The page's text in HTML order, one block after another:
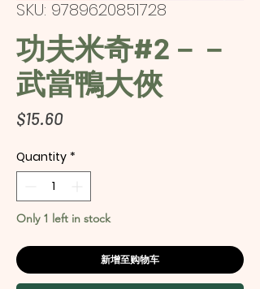
SKU: 9789620851728
功夫米奇#2－－
武當鴨大俠
$15.60Price
Quantity *
Only 1 left in stock
新增至购物车